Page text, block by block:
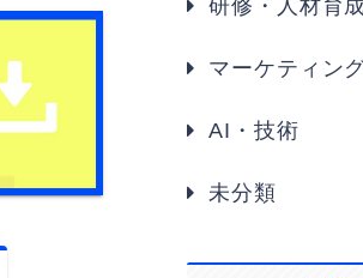
研修・人材育
マーケティン
AI・技術
未分類